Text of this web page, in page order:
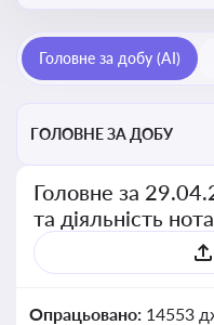
Головне за добу (AI)
ГОЛОВНЕ ЗА ДОБУ
Головне за
та діяльність
Опрацьовано: 14553